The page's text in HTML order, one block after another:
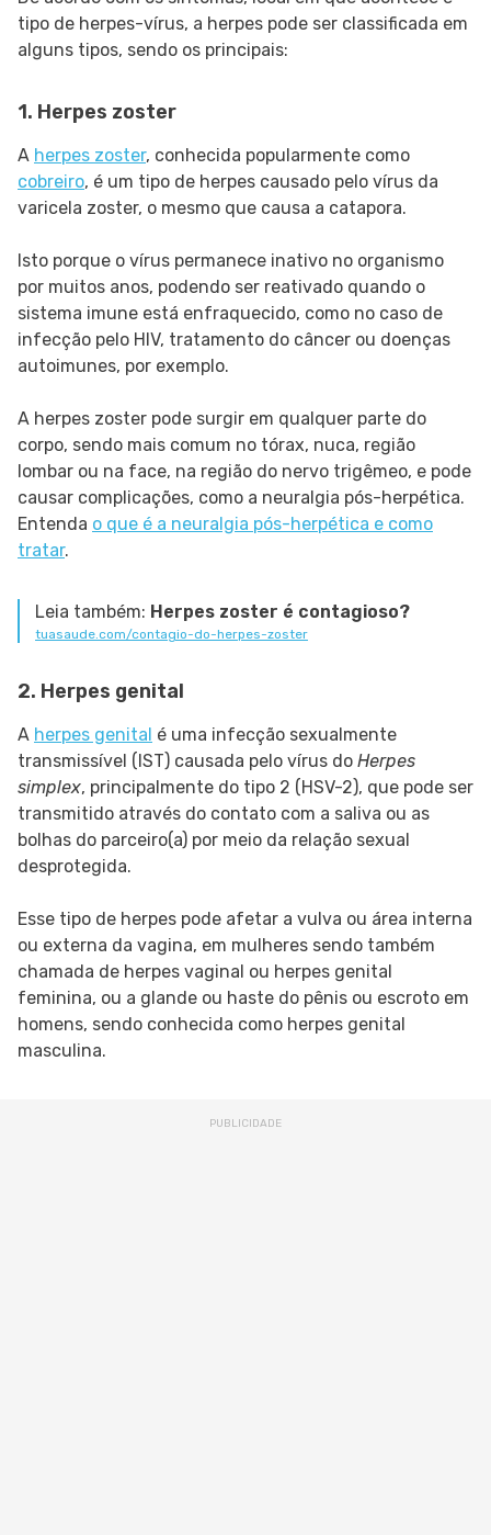
tipo de herpes-vírus, a herpes pode ser classificada em
alguns tipos, sendo os principais:
1. Herpes zoster
A herpes zoster, conhecida popularmente como
cobreiro, é um tipo de herpes causado pelo vírus da
varicela zoster, o mesmo que causa a catapora.
Isto porque o vírus permanece inativo no organismo
por muitos anos, podendo ser reativado quando o
sistema imune está enfraquecido, como no caso de
infecção pelo HIV, tratamento do câncer ou doenças
autoimunes, por exemplo.
A herpes zoster pode surgir em qualquer parte do
corpo, sendo mais comum no tórax, nuca, região
lombar ou na face, na região do nervo trigêmeo, e pode
causar complicações, como a neuralgia pós-herpética.
Entenda o que é a neuralgia pós-herpética e como
tratar.
Leia também: Herpes zoster é contagioso?
tuasaude.com/contagio-do-herpes-zoster
2. Herpes genital
A herpes genital é uma infecção sexualmente
transmissível (IST) causada pelo vírus do Herpes
simplex, principalmente do tipo 2 (HSV-2), que pode ser
transmitido através do contato com a saliva ou as
bolhas do parceiro(a) por meio da relação sexual
desprotegida.
Esse tipo de herpes pode afetar a vulva ou área interna
ou externa da vagina, em mulheres sendo também
chamada de herpes vaginal ou herpes genital
feminina, ou a glande ou haste do pênis ou escroto em
homens, sendo conhecida como herpes genital
masculina.